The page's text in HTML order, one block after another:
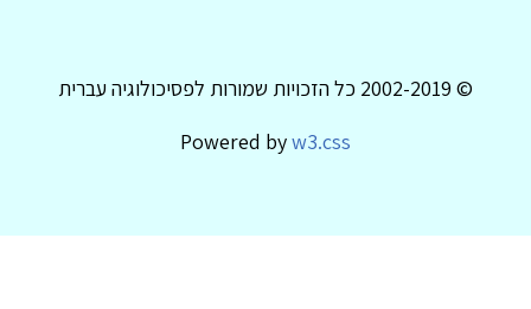
© 2002-2019 כל הזכויות שמורות לפסיכולוגיה עברית
Powered byw3.css